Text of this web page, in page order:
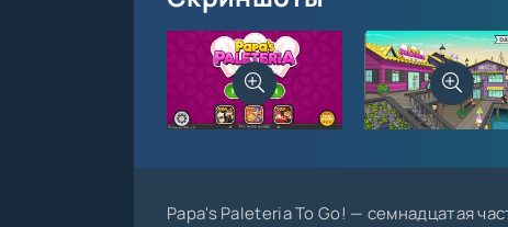
Papa's Paleteria To Go! — семнадцатая